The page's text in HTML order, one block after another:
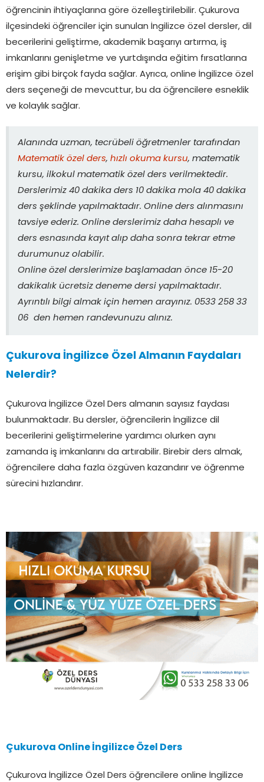
öğrencinin ihtiyaçlarına göre özelleştirilebilir. Çukurova
ilçesindeki öğrenciler için sunulan İngilizce özel dersler, dil
becerilerini geliştirme, akademik başarıyı artırma, iş
imkanlarını genişletme ve yurtdışında eğitim fırsatlarına
erişim gibi birçok fayda sağlar. Ayrıca, online İngilizce özel
ders seçeneği de mevcuttur, bu da öğrencilere esneklik
ve kolaylık sağlar.
Alanında uzman, tecrübeli öğretmenler tarafından
Matematik özel ders, hızlı okuma kursu, matematik
kursu, ilkokul matematik özel ders verilmektedir.
Derslerimiz 40 dakika ders 10 dakika mola 40 dakika
ders şeklinde yapılmaktadır. Online ders alınmasını
tavsiye ederiz. Online derslerimiz daha hesaplı ve
ders esnasında kayıt alıp daha sonra tekrar etme
durumunuz olabilir.
Online özel derslerimize başlamadan önce 15-20
dakikalık ücretsiz deneme dersi yapılmaktadır.
Ayrıntılı bilgi almak için hemen arayınız. 0533 258 33
06 den hemen randevunuzu alınız.
Çukurova İngilizce Özel Almanın Faydaları
Nelerdir?
Çukurova İngilizce Özel Ders almanın sayısız faydası
bulunmaktadır. Bu dersler, öğrencilerin İngilizce dil
becerilerini geliştirmelerine yardımcı olurken aynı
zamanda iş imkanlarını da artırabilir. Birebir ders almak,
öğrencilere daha fazla özgüven kazandırır ve öğrenme
sürecini hızlandırır.
Çukurova Online İngilizce Özel Ders
Çukurova İngilizce Özel Ders öğrencilere online İngilizce